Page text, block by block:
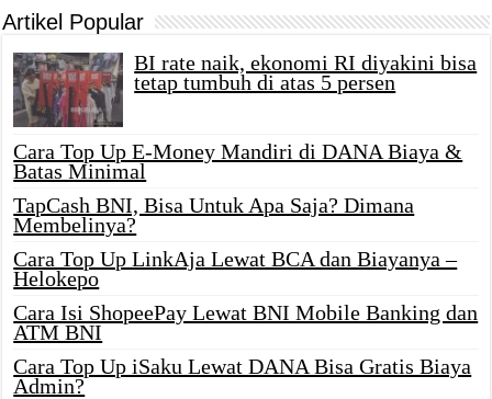
Artikel Popular
BI rate naik, ekonomi RI diyakini bisa
tetap tumbuh di atas 5 persen
Cara Top Up E-Money Mandiri di DANA Biaya &
Batas Minimal
TapCash BNI, Bisa Untuk Apa Saja? Dimana
Membelinya?
Cara Top Up LinkAja Lewat BCA dan Biayanya –
Helokepo
Cara Isi ShopeePay Lewat BNI Mobile Banking dan
ATM BNI
Cara Top Up iSaku Lewat DANA Bisa Gratis Biaya
Admin?